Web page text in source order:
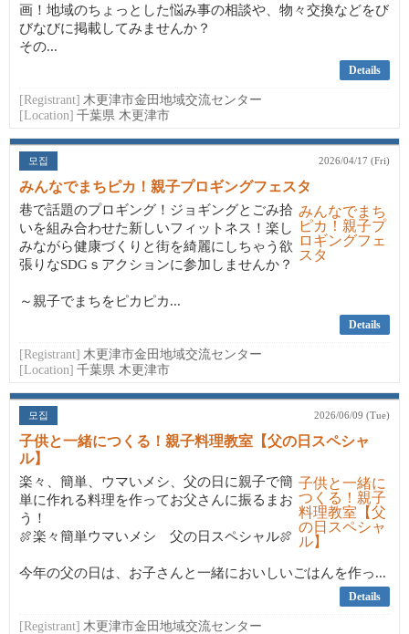
画！地域のちょっとした悩み事の相談や、物々交換などをび
びなびに掲載してみませんか？
その...
Details
[Registrant] 木更津市金田地域交流センター
[Location] 千葉県 木更津市
모집 2026/04/17 (Fri)
みんなでまちピカ！親子プロギングフェスタ
巷で話題のプロギング！ジョギングとごみ拾
いを組み合わせた新しいフィットネス！楽し
みながら健康づくりと街を綺麗にしちゃう欲
張りなSDGｓアクションに参加しませんか？
～親子でまちをピカピカ...
Details
[Registrant] 木更津市金田地域交流センター
[Location] 千葉県 木更津市
모집 2026/06/09 (Tue)
子供と一緒につくる！親子料理教室【父の日スペシャ
ル】
楽々、簡単、ウマいメシ、父の日に親子で簡
単に作れる料理を作ってお父さんに振るまお
う！
🍖楽々簡単ウマいメシ 父の日スペシャル🍖
今年の父の日は、お子さんと一緒においしいごはんを作っ...
Details
[Registrant] 木更津市金田地域交流センター